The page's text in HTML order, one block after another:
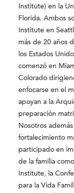
Institute) en la
Florida. Ambos
Institute en
más de 20 años
los Estados
comenzó en
Colorado
enfocarse en el
apoyan a la
preparación
Nosotros
fortalecimiento
participado en
de la familia
Institute, la
para la Vida